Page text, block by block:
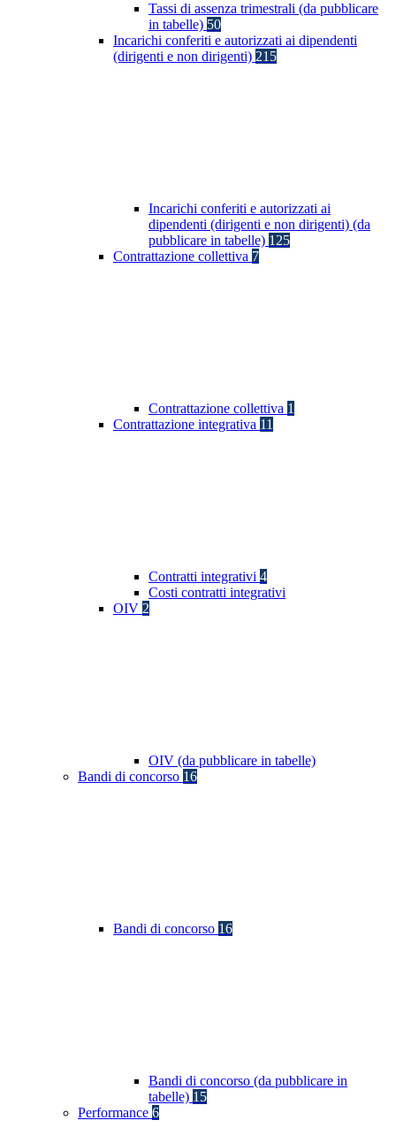
Tassi di assenza trimestrali (da pubblicare
in tabelle) 50
Incarichi conferiti e autorizzati ai dipendenti
(dirigenti e non dirigenti) 215
Incarichi conferiti e autorizzati ai
dipendenti (dirigenti e non dirigenti) (da
pubblicare in tabelle) 125
Contrattazione collettiva 7
Contrattazione collettiva 1
Contrattazione integrativa 11
Contratti integrativi 4
Costi contratti integrativi
OIV 2
OIV (da pubblicare in tabelle)
Bandi di concorso 16
Bandi di concorso 16
Bandi di concorso (da pubblicare in
tabelle) 15
Performance 6